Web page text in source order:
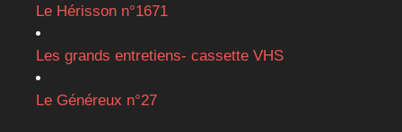
Le Hérisson n°1671
Les grands entretiens- cassette VHS
Le Généreux n°27